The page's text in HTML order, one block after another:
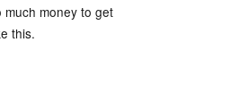
much money to get
this.